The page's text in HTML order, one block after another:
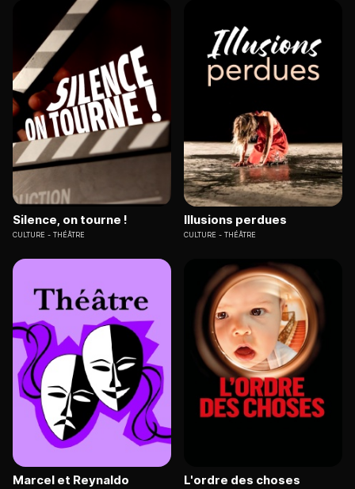
Silence, on tourne !
CULTURE THÉÂTRE
Illusions perdues
CULTURE THÉÂTRE
Marcel et Reynaldo L'ordre des choses